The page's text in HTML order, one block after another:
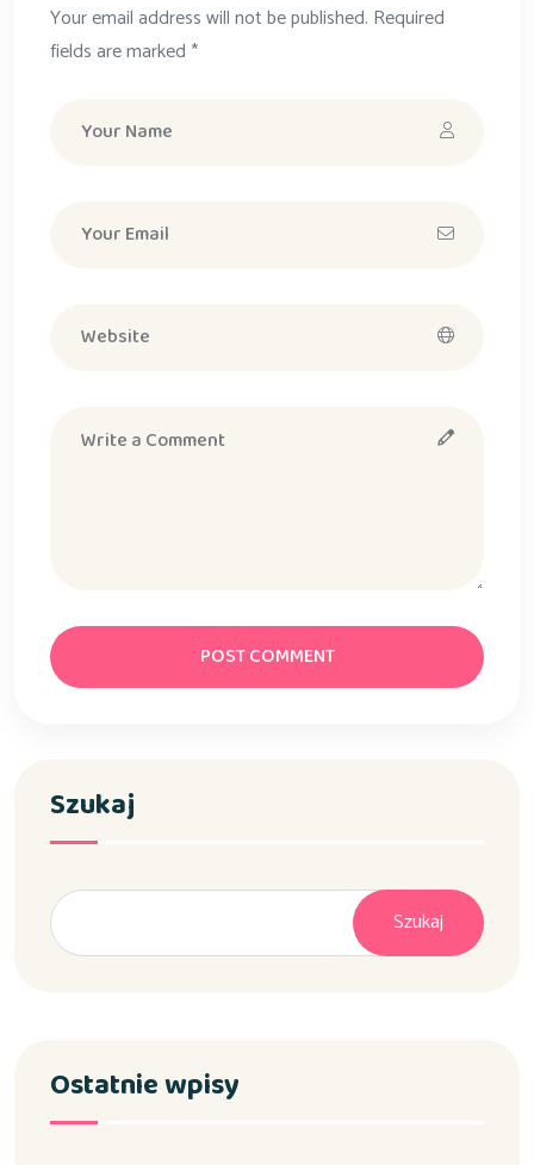
Your email address will not be published. Required
fields are marked *
POST COMMENT
Szukaj
Szukaj
Ostatnie wpisy